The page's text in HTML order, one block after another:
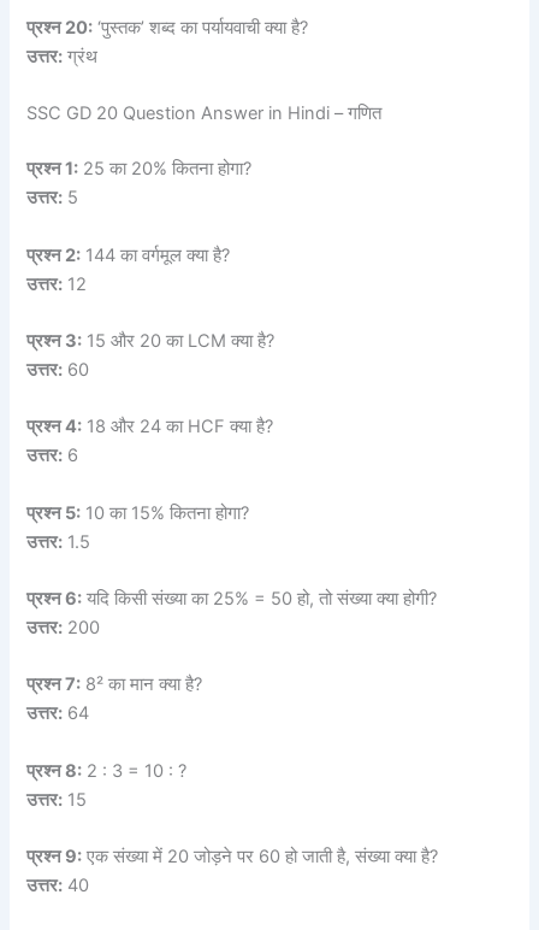
प्रश्न 20: ‘पुस्तक’ शब्द का पर्यायवाची क्या है?
उत्तर: ग्रंथ
SSC GD 20 Question Answer in Hindi – गणित
प्रश्न 1: 25 का 20% कितना होगा?
उत्तर: 5
प्रश्न 2: 144 का वर्गमूल क्या है?
उत्तर: 12
प्रश्न 3: 15 और 20 का LCM क्या है?
उत्तर: 60
प्रश्न 4: 18 और 24 का HCF क्या है?
उत्तर: 6
प्रश्न 5: 10 का 15% कितना होगा?
उत्तर: 1.5
प्रश्न 6: यदि किसी संख्या का 25% = 50 हो, तो संख्या क्या होगी?
उत्तर: 200
प्रश्न 7: 8² का मान क्या है?
उत्तर: 64
प्रश्न 8: 2 : 3 = 10 : ?
उत्तर: 15
प्रश्न 9: एक संख्या में 20 जोड़ने पर 60 हो जाती है, संख्या क्या है?
उत्तर: 40